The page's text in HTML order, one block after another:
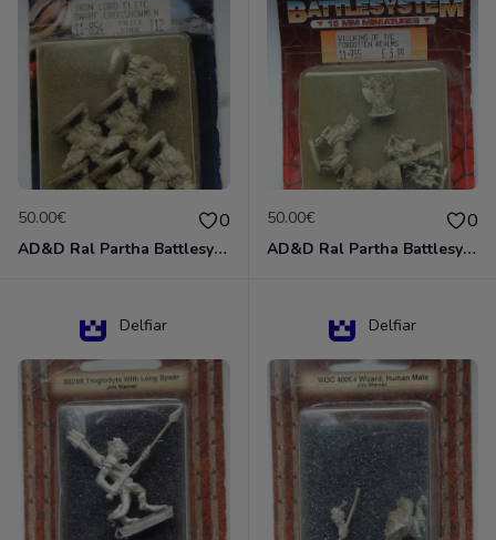
50.00€ 0
AD&D Ral Partha Battlesystem Miniatures Pack Iron Lord Dwarf Crossbowmen 11-854
50.00€ 0
AD&D Ral Partha Battlesystem Villains/Forgotten Realms 11-955 Miniatures
Delfiar Delfiar